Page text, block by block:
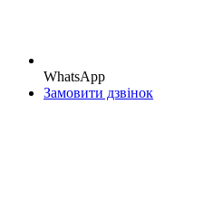
WhatsApp
Замовити дзвінок